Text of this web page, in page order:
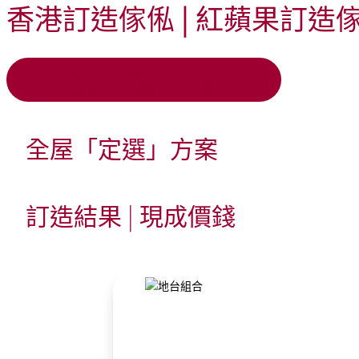
香港訂造傢俬 | 紅蘋果訂造
全屋「定選 」方案
訂造結果 | 現成價錢